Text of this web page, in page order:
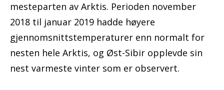
mesteparten av Arktis. Perioden november
2018 til januar 2019 hadde høyere
gjennomsnittstemperaturer enn normalt for
nesten hele Arktis, og Øst-Sibir opplevde sin
nest varmeste vinter som er observert.